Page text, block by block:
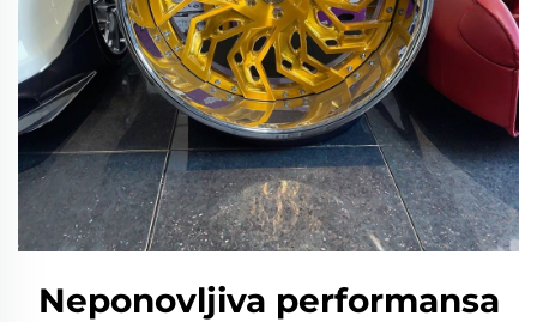
Neponovljiva performansa